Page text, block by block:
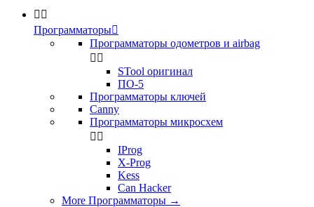
 
Программаторы
Программаторы одометров и airbag
 
STool оригинал
ПО-5
Программаторы ключей
Canny
Программаторы микросхем
 
IProg
X-Prog
Kess
Can Hacker
More Программаторы →